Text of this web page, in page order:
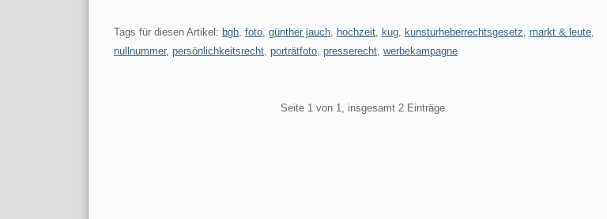
Tags für diesen Artikel: bgh foto günther jauch hochzeit kug kunsturheberrechtsgesetz markt & leute
nullnummer, persönlichkeitsrecht porträtfoto presserecht werbekampagne
Seite 1 von 1, insgesamt 2 Einträge